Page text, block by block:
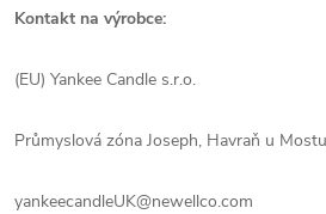
Kontakt na výrobce:
(EU) Yankee Candle s.r.o.
Průmyslová zóna Joseph, Havraň u
yankeecandleUK@newellco.com